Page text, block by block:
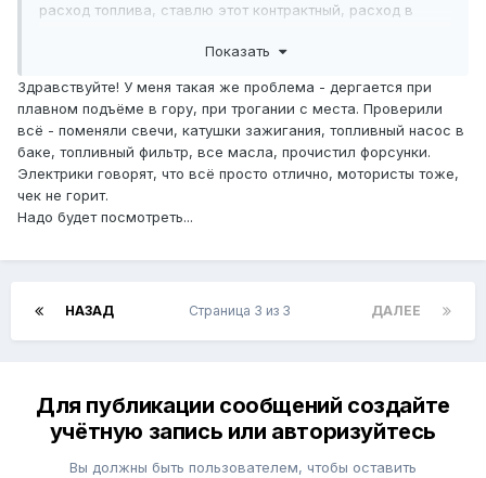
расход топлива, ставлю этот контрактный, расход в
напряжение и т. д. нет ни какой разницы во всех трех
а что бы и нет, пробег как бы уже есть, в общем беру
форсунки, кислородный, дмрв новые, неделю назад все
это поменял! Машина чуть лучше поехала вроде!! или
самовнушение работает!!! НО!!! опять расход чуствую
поднялся, пока не определился просто по стрелке бака
смотрю, сегодня до полного залил сейчас уже
посмотрим. Коррекции долгосрочная 4.69 держится, при
5+-.Непонятно, по кислородному напряжение падает
Показать
Здравствуйте! У меня такая же проблема - дергается при
плавном подъёме в гору, при трогании с места. Проверили
всё - поменяли свечи, катушки зажигания, топливный насос в
баке, топливный фильтр, все масла, прочистил форсунки.
Электрики говорят, что всё просто отлично, мотористы тоже,
чек не горит.
Надо будет посмотреть...
НАЗАД ДАЛЕЕ
Страница 3 из 3
Для публикации сообщений создайте
учётную запись или авторизуйтесь
Вы должны быть пользователем, чтобы оставить